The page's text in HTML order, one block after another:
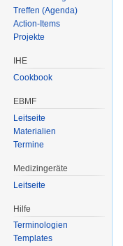
Treffen (Agenda)
Action-Items
Projekte
IHE
Cookbook
EBMF
Leitseite
Materialien
Termine
Medizingeräte
Leitseite
Hilfe
Terminologien
Templates